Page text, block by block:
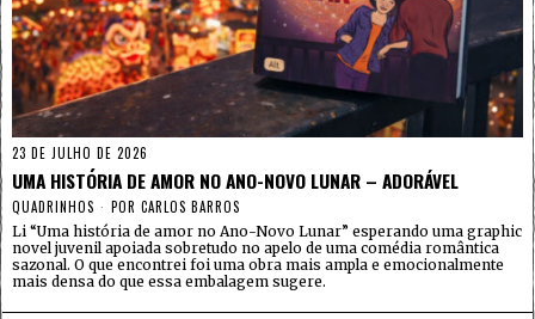
23 DE JULHO DE 2026
UMA HISTÓRIA DE AMOR NO ANO-NOVO LUNAR – ADORÁVEL
QUADRINHOS POR CARLOS BARROS
Li “Uma história de amor no Ano-Novo Lunar” esperando uma graphic
novel juvenil apoiada sobretudo no apelo de uma comédia romântica
sazonal. O que encontrei foi uma obra mais ampla e emocionalmente
mais densa do que essa embalagem sugere.